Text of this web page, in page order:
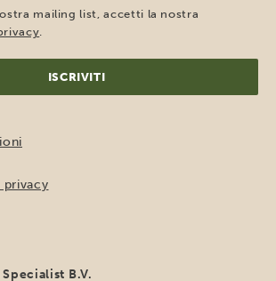
mailing list, accetti la nostra
B.V.